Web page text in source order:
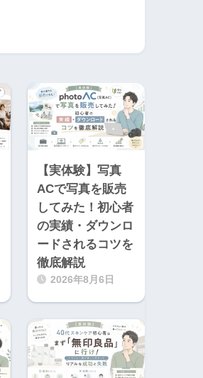
【実体験】写真
ACで写真を販売
してみた！初心者
の実績・ダウンロ
ードされるコツを
徹底解説
2026年8月6日